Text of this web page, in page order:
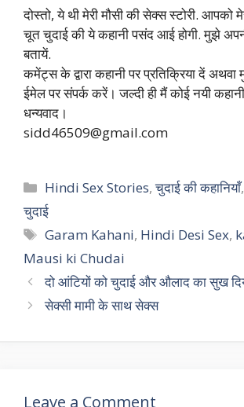
दोस्तो, ये थी मेरी मौसी की सेक्स स्टोरी. आपको
चूत चुदाई की ये कहानी पसंद आई होगी. मुझे
बतायें.
कमेंट्स के द्वारा कहानी पर प्रतिक्रिया दें
ईमेल पर संपर्क करें। जल्दी ही मैं कोई नयी
धन्यवाद।
sidd46509@gmail.com
Categories
Hindi Sex Stories,चुदाई की कहानियाँ
चुदाई
Tags
Garam Kahani, Hindi Desi Sex,
Mausi ki Chudai
दो आंटियों को चुदाई और औलाद का सुख
सेक्सी मामी के साथ सेक्स
Leave a Comment